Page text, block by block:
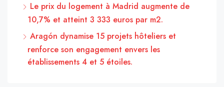
Le prix du logement à Madrid augmente de
10,7% et atteint 3 333 euros par m2.
Aragón dynamise 15 projets hôteliers et
renforce son engagement envers les
établissements 4 et 5 étoiles.